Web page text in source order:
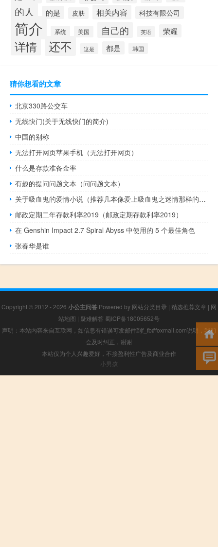
的人 的是 皮肤 相关内容 科技有限公司
简介 系统 美国 自己的 英语 荣耀
详情 还不 这是 都是 韩国
猜你想看的文章
北京330路公交车
无线快门(关于无线快门的简介)
中国的别称
无法打开网页苹果手机（无法打开网页）
什么是存款准备金率
有趣的提问问题文本（问问题文本）
关于吸血鬼的爱情小说（推荐几本像爱上吸血鬼之迷情那样的小说）
邮政定期二年存款利率2019（邮政定期存款利率2019）
在 Genshin Impact 2.7 Spiral Abyss 中使用的 5 个最佳角色
张春华是谁
Copyright © 2012 - 2026 小公主问答 Powered by 网站分类目录 | 精选推荐文章 | 网
站地图 | 疑难解答 蜀ICP备18005652号
声明：本站内容来自互联网，如信息有错误可发邮件到f_fb#foxmail.com说明，我们
会及时纠正，谢谢
本站仅为个人兴趣爱好，不接盈利性广告及商业合作
小男孩